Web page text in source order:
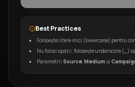
Best Practices
Folosește litere mici (lowercase) pentru
Nu folosi spații; folosește underscore (_)
Parametrii Source, Medium și